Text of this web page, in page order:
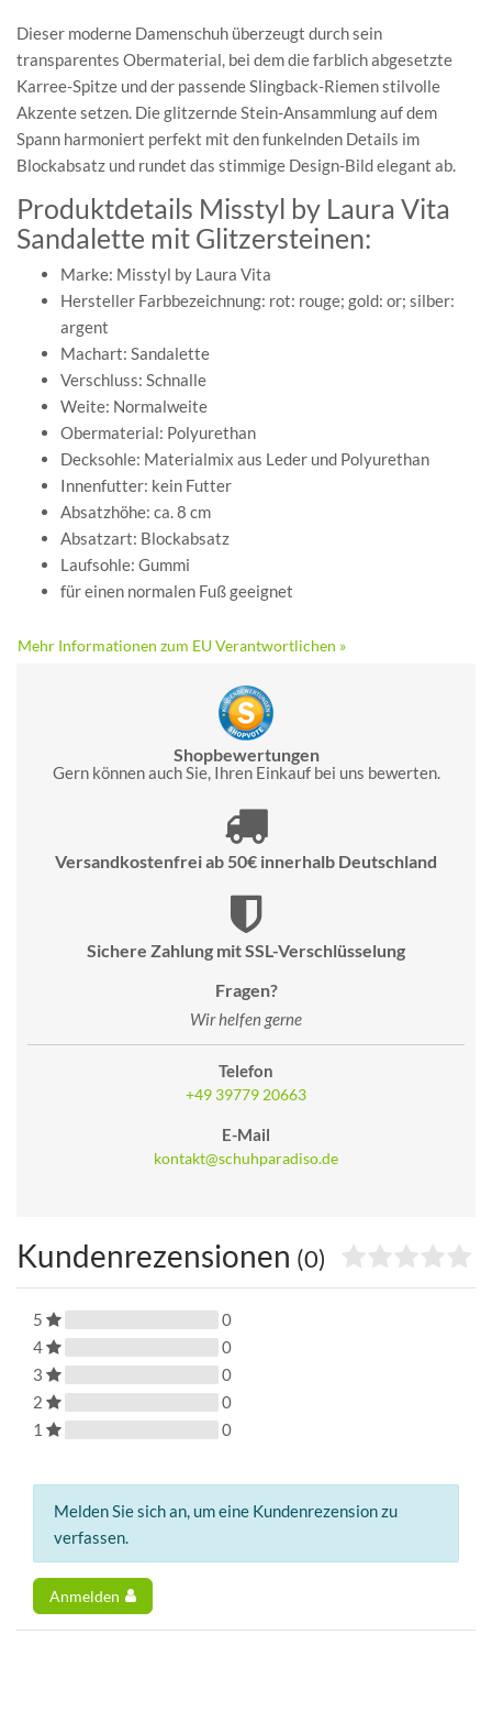
Dieser moderne Damenschuh überzeugt durch sein
transparentes Obermaterial, bei dem die farblich abgesetzte
Karree-Spitze und der passende Slingback-Riemen stilvolle
Akzente setzen. Die glitzernde Stein-Ansammlung auf dem
Spann harmoniert perfekt mit den funkelnden Details im
Blockabsatz und rundet das stimmige Design-Bild elegant ab.
Produktdetails Misstyl by Laura Vita
Sandalette mit Glitzersteinen:
Marke: Misstyl by Laura Vita
Hersteller Farbbezeichnung: rot: rouge; gold: or; silber:
argent
Machart: Sandalette
Verschluss: Schnalle
Weite: Normalweite
Obermaterial: Polyurethan
Decksohle: Materialmix aus Leder und Polyurethan
Innenfutter: kein Futter
Absatzhöhe: ca. 8 cm
Absatzart: Blockabsatz
Laufsohle: Gummi
für einen normalen Fuß geeignet
Mehr Informationen zum EU Verantwortlichen »
Shopbewertungen
Gern können auch Sie, Ihren Einkauf bei uns bewerten.
Versandkostenfrei ab 50€ innerhalb Deutschland
Sichere Zahlung mit SSL-Verschlüsselung
Fragen?
Wir helfen gerne
Telefon
+49 39779 20663
E-Mail
kontakt@schuhparadiso.de
Kundenrezensionen (0)
5
0
4
0
3
0
2
0
1
0
Melden Sie sich an, um eine Kundenrezension zu
verfassen.
Anmelden